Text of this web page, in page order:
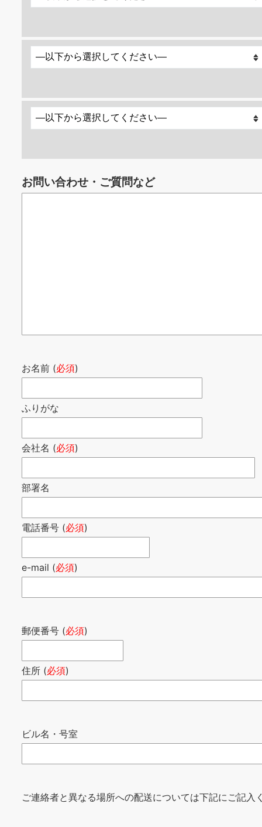
お問い合わせ・ご質問など
お名前 (必須)
ふりがな
会社名 (必須)
部署名
電話番号 (必須)
e-mail (必須)
郵便番号 (必須)
住所 (必須)
ビル名・号室
ご連絡者と異なる場所への配送については下記にご記入